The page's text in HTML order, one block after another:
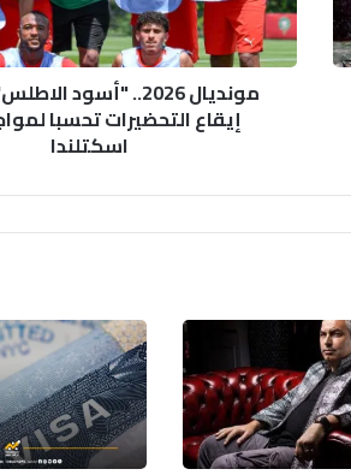
ل
2
0
"
ا
ا
ط
س
"
مونديال 2026.. "أسود
إيقاع التحضيرات تحسبا
اسكتلندا